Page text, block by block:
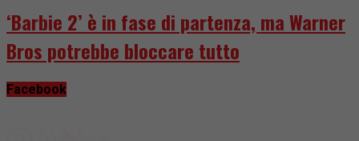
‘Barbie 2’ è in fase di partenza, ma Warner
Bros potrebbe bloccare tutto
Facebook